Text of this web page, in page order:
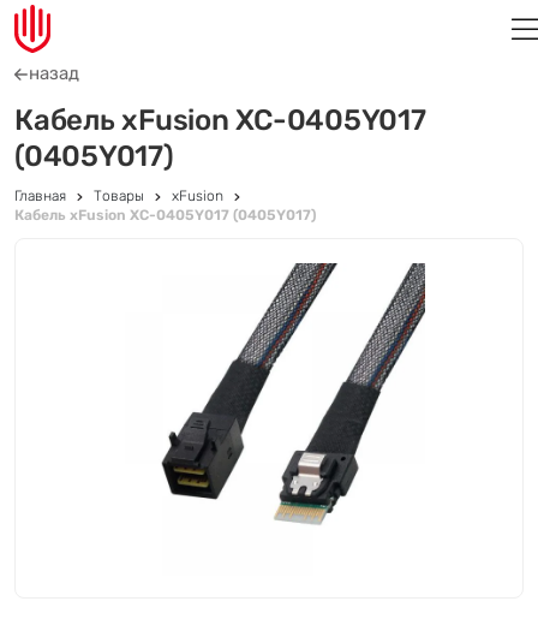
назад
Кабель xFusion XC-0405Y017
(0405Y017)
Главная Товары
xFusion
Кабель xFusion XC-0405Y017 (0405Y017)